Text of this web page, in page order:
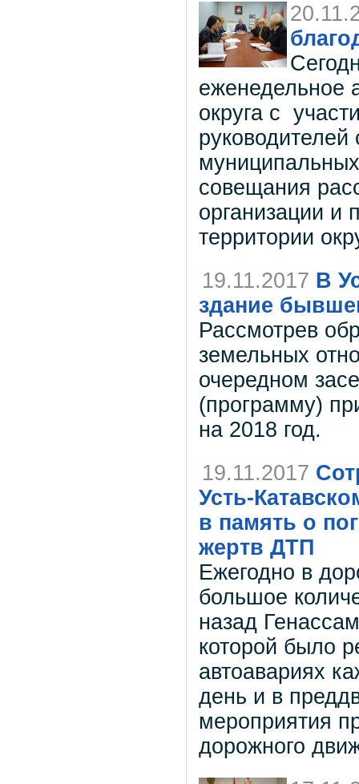
еженедельное
округа с
руководителей
совещания
организации и
территории
19.11.2017 В
здание
Рассмотрев
земельных
очередном
(программу)
на 2018 год.
19.11.2017
Усть-
в память о
жертв ДТП
Ежегодно в
большое
назад
которой было
автоавариях
день и в
мероприятия
дорожного